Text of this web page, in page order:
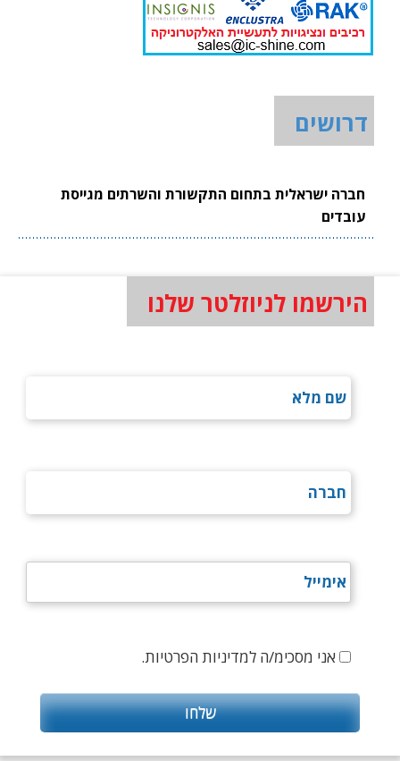
דרושים
חברה ישראלית בתחום התקשורת והשרתים מגייסת
עובדים
הירשמו לניוזלטר שלנו
אני מסכימ/ה למדיניות הפרטיות.